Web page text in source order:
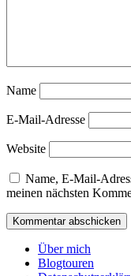
Name
E-Mail-Adresse
Website
Name, E-Mail-
meinen nächsten
Über mich
Blogtouren